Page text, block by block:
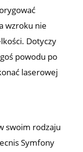
wzroku nie
Dotyczy
powodu po
laserowej
swoim rodzaju
Symfony